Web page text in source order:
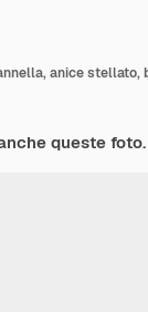
queste foto.